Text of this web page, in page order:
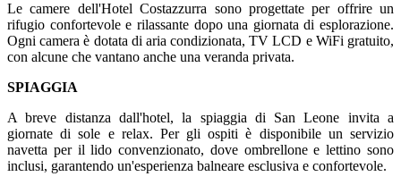
Le camere dell'Hotel Costazzurra sono progettate per offrire un
rifugio confortevole e rilassante dopo una giornata di esplorazione.
Ogni camera è dotata di aria condizionata, TV LCD e WiFi gratuito,
con alcune che vantano anche una veranda privata.
SPIAGGIA
A breve distanza dall'hotel, la spiaggia di San Leone invita a
giornate di sole e relax. Per gli ospiti è disponibile un servizio
navetta per il lido convenzionato, dove ombrellone e lettino sono
inclusi, garantendo un'esperienza balneare esclusiva e confortevole.